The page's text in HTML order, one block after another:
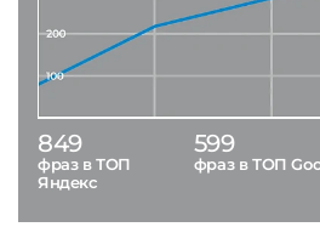
849
фраз в ТОП
Яндекс
599
фраз в ТОП